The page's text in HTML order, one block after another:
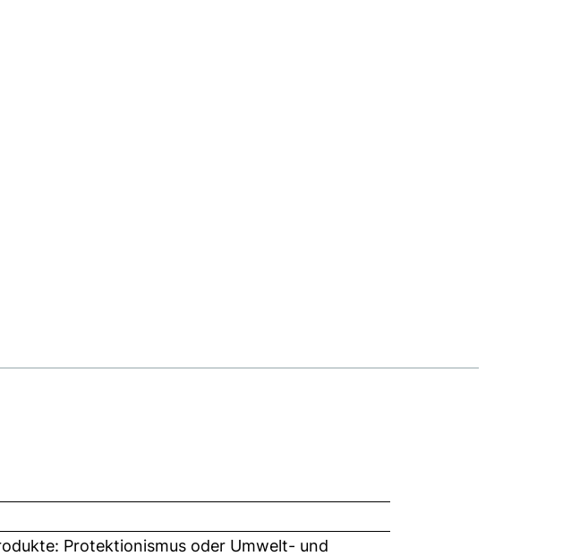
Protektionismus oder Umwelt- und